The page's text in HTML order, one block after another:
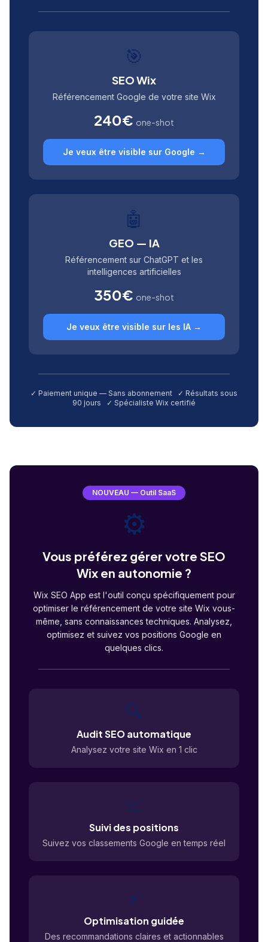
🎯
SEO Wix
Référencement Google de votre site Wix
240€ one-shot
Je veux être visible sur Google →
🤖
GEO — IA
Référencement sur ChatGPT et les
intelligences artificielles
350€ one-shot
Je veux être visible sur les IA →
✓ Paiement unique — Sans abonnement ✓ Résultats sous
90 jours ✓ Spécialiste Wix certifié
NOUVEAU — Outil SaaS
⚙️
Vous préférez gérer votre SEO
Wix en autonomie ?
Wix SEO App est l'outil conçu spécifiquement pour
optimiser le référencement de votre site Wix vous-
même, sans connaissances techniques. Analysez,
optimisez et suivez vos positions Google en
quelques clics.
🔍
Audit SEO automatique
Analysez votre site Wix en 1 clic
📈
Suivi des positions
Suivez vos classements Google en temps réel
⚡
Optimisation guidée
Des recommandations claires et actionnables